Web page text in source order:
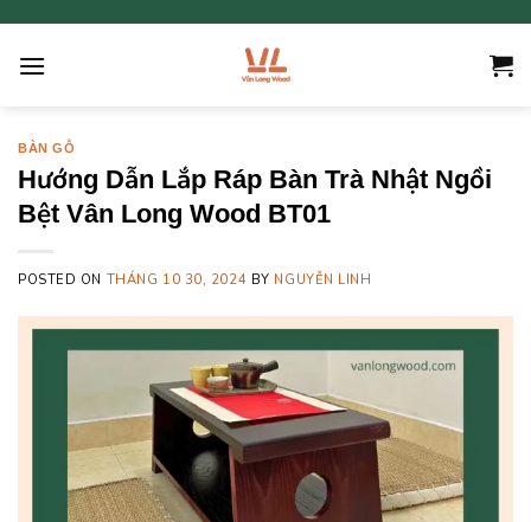
content
BÀN GỖ
Hướng Dẫn Lắp Ráp Bàn Trà Nhật Ngồi
Bệt Vân Long Wood BT01
POSTED ON THÁNG 10 30, 2024 BY NGUYỄN LINH